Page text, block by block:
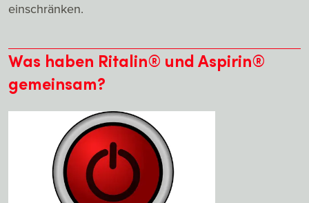
einschränken.
Was haben Ritalin® und Aspirin®
gemeinsam?